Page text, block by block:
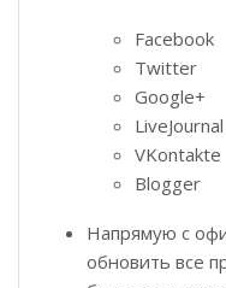
Facebook
Twitter
Google+
LiveJournal
VKontakte
Blogger
Напрямую с
обновить все